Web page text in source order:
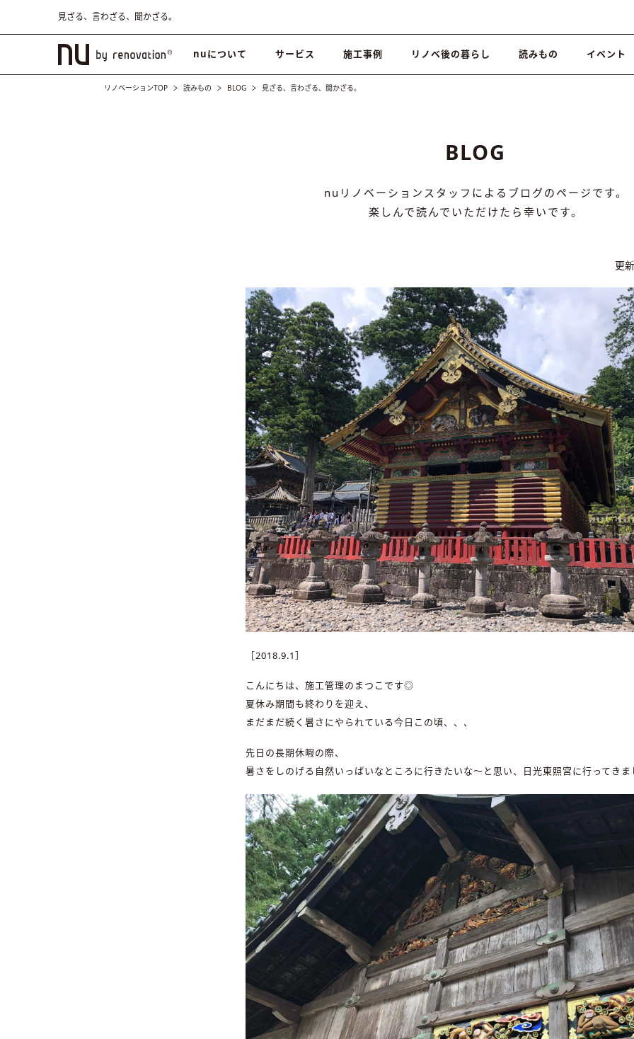
見ざる、言わざる、聞かざる。
nuについて サービス 施工事例 リノベ後の暮らし 読みもの イベント
リノベーションTOP 読みもの BLOG 見ざる、言わざる、聞かざる。
BLOG
nuリノベーションスタッフによるブログのページです。
楽しんで読んでいただけたら幸いです。
更
［2018.9.1］
こんにちは、施工管理のまつこです◎
夏休み期間も終わりを迎え、
まだまだ続く暑さにやられている今日この頃、、、
先日の長期休暇の際、
暑さをしのげる自然いっぱいなところに行きたいな～と思い、日光東照宮に行ってき